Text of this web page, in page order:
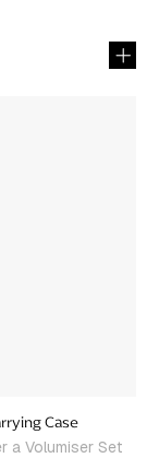
Case
a Volumiser Set